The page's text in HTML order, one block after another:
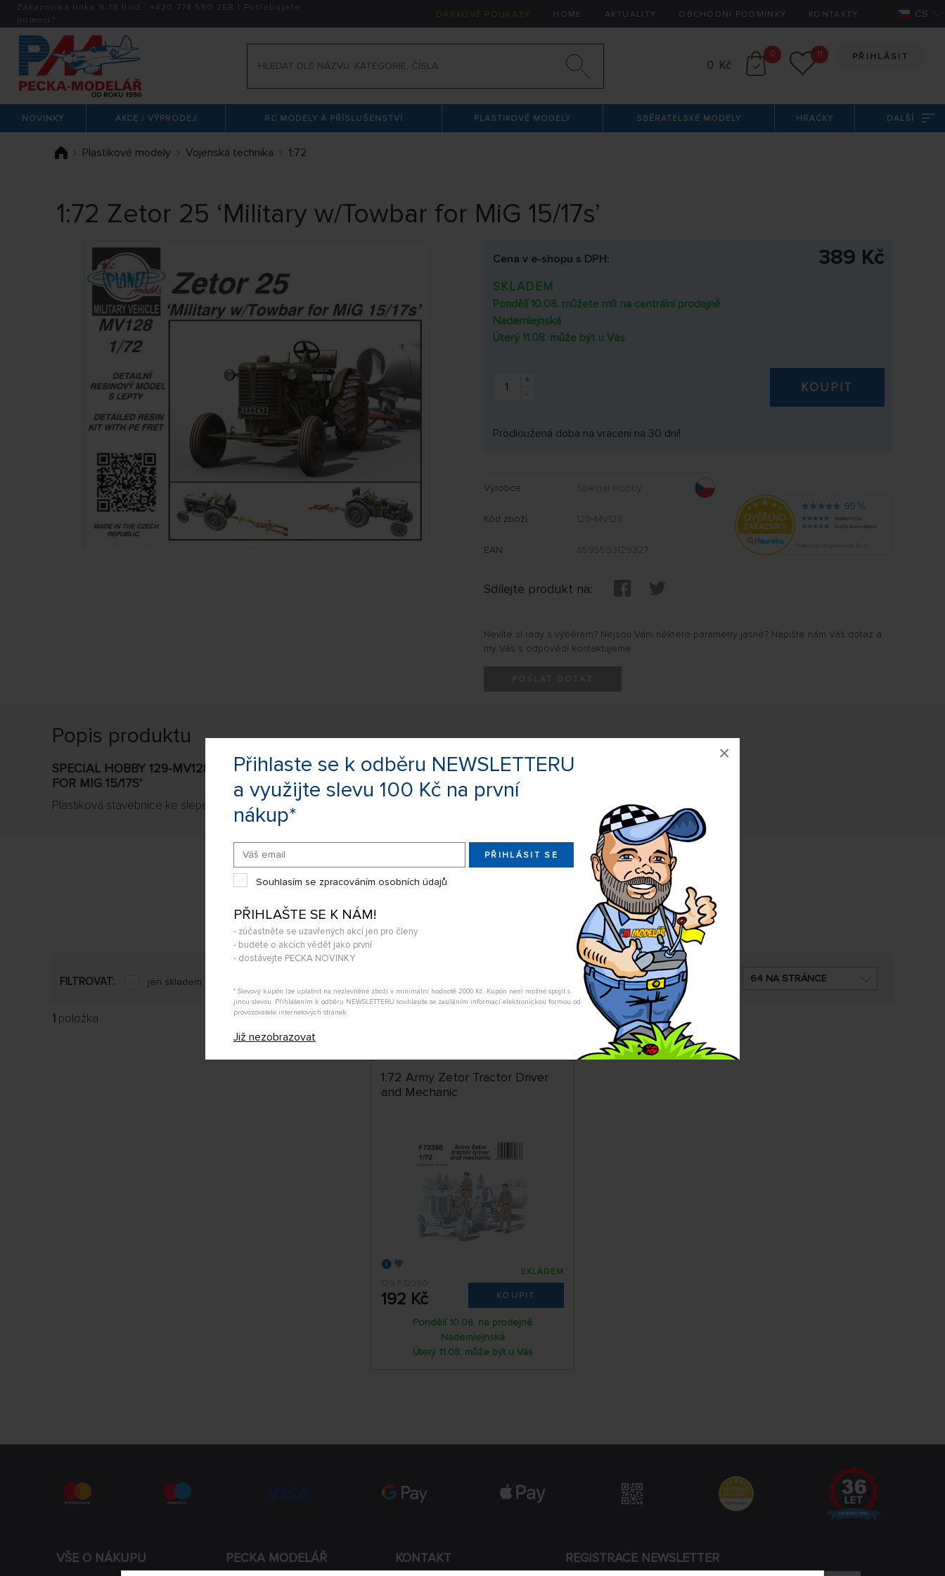
Přihlaste se k odběru NEWSLETTERU
a využijte slevu 100 Kč na první
nákup*
PŘIHLÁSIT SE
Souhlasím se zpracováním osobních údajů
PŘIHLAŠTE SE K NÁM!
- zúčastněte se uzavřených akcí jen pro členy
- budete o akcích vědět jako první
- dostávejte PECKA NOVINKY
* Slevový kupón lze uplatnit na nezlevněné zboží v minimální hodnotě 2000 Kč. Kupón není možné spojit s
jinou slevou. Přihlášením k odběru NEWSLETTERU souhlasíte se zasíláním informací elektronickou formou od
provozovatele internetových stránek.
Již nezobrazovat
×
Zákaznická linka 9-18 hod.: +420 774 590 258 | Potřebujete
pomoci?
DÁRKOVÉ POUKAZY HOME AKTUALITY OBCHODNÍ PODMÍNKY KONTAKTY CS
PŘIHLÁSIT
0 Kč
0 11
NOVINKY AKCE / VÝPRODEJ RC MODELY A PŘÍSLUŠENSTVÍ PLASTIKOVÉ MODELY SBĚRATELSKÉ MODELY HRAČKY DALŠÍ
Plastikové modely Vojenská technika 1:72
1:72 Zetor 25 ‘Military w/Towbar for MiG 15/17s’
Cena v e-shopu s DPH: 389 Kč
SKLADEM
Pondělí 10.08. můžete mít na centrální prodejně
Nademlejnská
Úterý 11.08. může být u Vás
+
-
KOUPIT
Prodloužená doba na vrácení na 30 dní!
Výrobce: Special Hobby
Kód zboží: 129-MV128
EAN: 8595593129327
Sdílejte produkt na:
Nevíte si rady s výběrem? Nejsou Vám některé parametry jasné? Napište nám Váš dotaz a
my Vás s odpovědí kontaktujeme.
Popis produktu
SPECIAL HOBBY 129-MV128 - 1:72 ZETOR 25 ‘MILITARY W/TOWBAR
FOR MIG 15/17S’
Plastiková stavebnice ke slepení z produkce firmy Special Hobby.
FILTROVAT: jen skladem ABECEDNĚ 64 NA STRÁNCE
1 položka
1:72 Army Zetor Tractor Driver
and Mechanic
129-F72390
192 Kč
SKLADEM
KOUPIT
Pondělí 10.08. na prodejně
Nademlejnská
Úterý 11.08. může být u Vás
VŠE O NÁKUPU PECKA MODELÁŘ KONTAKT REGISTRACE NEWSLETTER